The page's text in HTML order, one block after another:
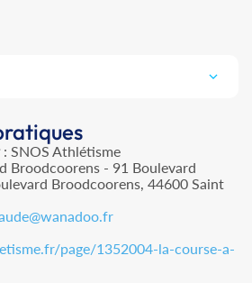
: SNOS Athlétisme
Broodcoorens - 91 Boulevard
Broodcoorens, 44600 Saint
page/1352004-la-course-a-